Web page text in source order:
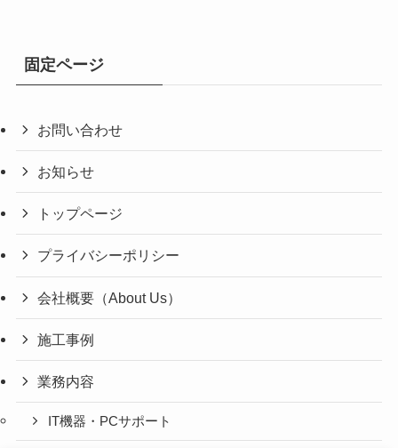
固定ページ
お問い合わせ
お知らせ
トップページ
プライバシーポリシー
会社概要（About Us）
施工事例
業務内容
IT機器・PCサポート